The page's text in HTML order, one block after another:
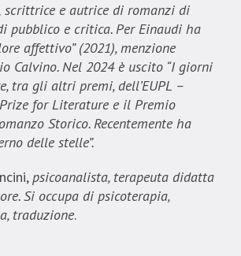
scrittrice e autrice di romanzi di
pubblico e critica. Per Einaudi ha
affettivo” (2021), menzione
Calvino. Nel 2024 è uscito “I giorni
tra gli altri premi, dell’EUPL –
for Literature e il Premio
Storico. Recentemente ha
delle stelle”.
psicoanalista, terapeuta didatta
Si occupa di psicoterapia,
traduzione.